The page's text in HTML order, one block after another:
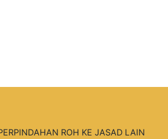
ROH KE JASAD LAIN